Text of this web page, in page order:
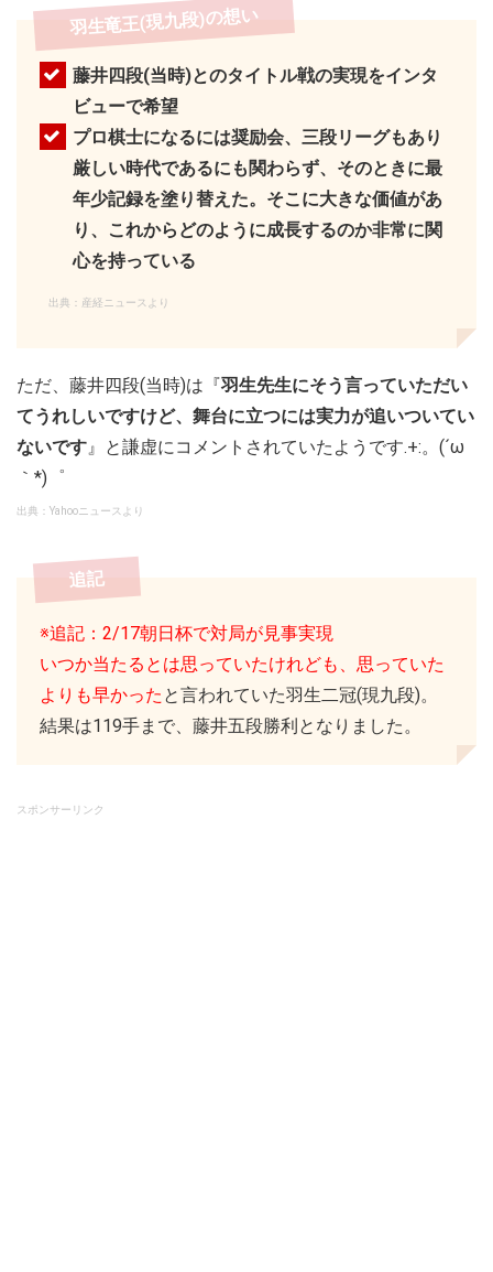
羽生竜王(現九段)の想い
藤井四段(当時)とのタイトル戦の実現をインタ
ビューで希望
プロ棋士になるには奨励会、三段リーグもあり
厳しい時代であるにも関わらず、そのときに最
年少記録を塗り替えた。そこに大きな価値があ
り、これからどのように成長するのか非常に関
心を持っている
出典：産経ニュースより
ただ、藤井四段(当時)は『羽生先生にそう言っていただい
てうれしいですけど、舞台に立つには実力が追いついてい
ないです』と謙虚にコメントされていたようです.+:。(´ω
｀*)゜
出典：Yahooニュースより
追記
※追記：2/17朝日杯で対局が見事実現
いつか当たるとは思っていたけれども、思っていた
よりも早かった と言われていた羽生二冠(現九段)。
結果は119手まで、藤井五段勝利となりました。
スポンサーリンク